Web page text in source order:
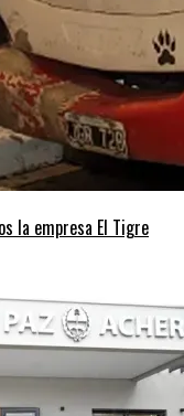
la empresa El Tigre